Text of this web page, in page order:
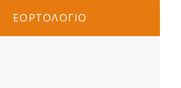
ΕΟΡΤΟΛΟΓΙΟ